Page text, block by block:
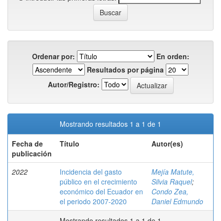
Ordenar por:
En orden:
Resultados por página
Autor/Registro:
Mostrando resultados 1 a 1 de 1
Fecha de
publicación
Título Autor(es)
2022
Incidencia del gasto
público en el crecimiento
económico del Ecuador en
el periodo 2007-2020
Mejía Matute,
Silvia Raquel;
Condo Zea,
Daniel Edmundo